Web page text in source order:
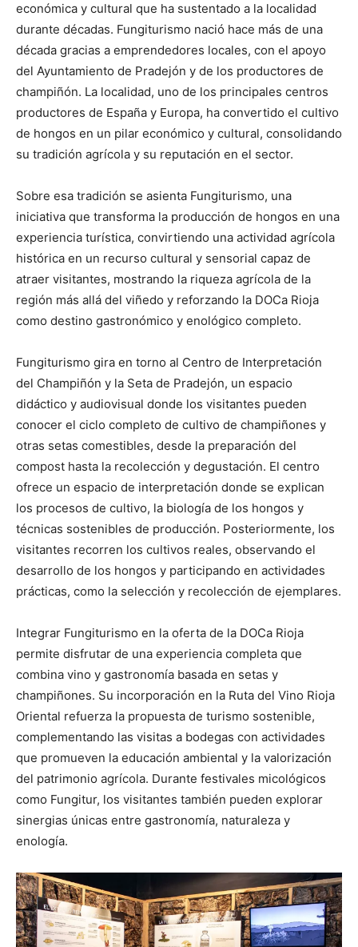
económica y cultural que ha sustentado a la localidad
durante décadas. Fungiturismo nació hace más de una
década gracias a emprendedores locales, con el apoyo
del Ayuntamiento de Pradejón y de los productores de
champiñón. La localidad, uno de los principales centros
productores de España y Europa, ha convertido el cultivo
de hongos en un pilar económico y cultural, consolidando
su tradición agrícola y su reputación en el sector.
Sobre esa tradición se asienta Fungiturismo, una
iniciativa que transforma la producción de hongos en una
experiencia turística, convirtiendo una actividad agrícola
histórica en un recurso cultural y sensorial capaz de
atraer visitantes, mostrando la riqueza agrícola de la
región más allá del viñedo y reforzando la DOCa Rioja
como destino gastronómico y enológico completo.
Fungiturismo gira en torno al Centro de Interpretación
del Champiñón y la Seta de Pradejón, un espacio
didáctico y audiovisual donde los visitantes pueden
conocer el ciclo completo de cultivo de champiñones y
otras setas comestibles, desde la preparación del
compost hasta la recolección y degustación. El centro
ofrece un espacio de interpretación donde se explican
los procesos de cultivo, la biología de los hongos y
técnicas sostenibles de producción. Posteriormente, los
visitantes recorren los cultivos reales, observando el
desarrollo de los hongos y participando en actividades
prácticas, como la selección y recolección de ejemplares.
Integrar Fungiturismo en la oferta de la DOCa Rioja
permite disfrutar de una experiencia completa que
combina vino y gastronomía basada en setas y
champiñones. Su incorporación en la Ruta del Vino Rioja
Oriental refuerza la propuesta de turismo sostenible,
complementando las visitas a bodegas con actividades
que promueven la educación ambiental y la valorización
del patrimonio agrícola. Durante festivales micológicos
como Fungitur, los visitantes también pueden explorar
sinergias únicas entre gastronomía, naturaleza y
enología.